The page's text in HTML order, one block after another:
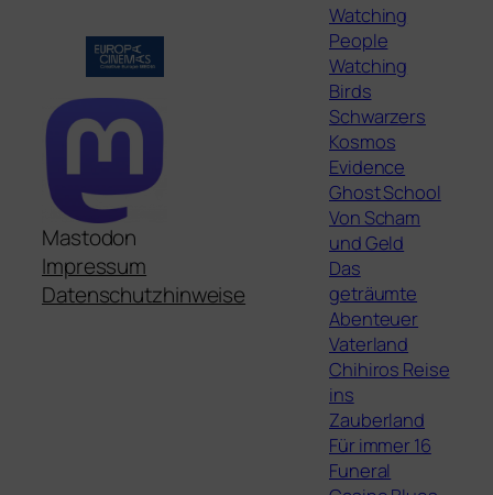
Mastodon
Impressum
Datenschutzhinweise
Watching
People
Watching
Birds
Schwarzers
Kosmos
Evidence
Ghost School
Von Scham
und Geld
Das
geträumte
Abenteuer
Vaterland
Chihiros Reise
ins
Zauberland
Für immer 16
Funeral